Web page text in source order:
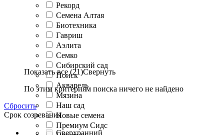
Рекорд
Семена Алтая
Биотехника
Гавриш
Аэлита
Семко
Сибирский сад
Поиск
Акварель
Мязина
Наш сад
Новые семена
Премиум Сидс
Показать все (21)Свернуть
По этим критериям поиска ничего не найдено
Сбросить
Срок созревания
Сверхранний